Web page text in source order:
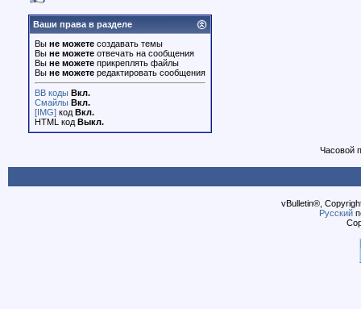
Ваши права в разделе
Вы не можете создавать темы
Вы не можете отвечать на сообщения
Вы не можете прикреплять файлы
Вы не можете редактировать сообщения
BB коды Вкл.
Смайлы Вкл.
[IMG] код Вкл.
HTML код Выкл.
Часовой
vBulletin®,
Русский